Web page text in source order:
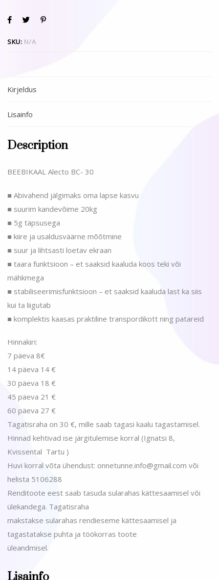
SKU: N/A
Kirjeldus
Lisainfo
Description
BEEBIKAAL Alecto BC- 30
■ Abivahend jälgimaks oma lapse kasvu
■ suurim kandevõime 20kg
■ 5g täpsusega
■ kiire ja usaldusväärne mõõtmine
■ suur ja lihtsasti loetav ekraan
■ taara funktsioon – et saaksid kaaluda koos teki või
mähkmega
■ stabiliseerimisfunktsioon – et saaksid kaaluda last ka siis
kui ta liigutab
■ komplektis kaasas praktiline transpordikott ning patareid
Hinnakiri:
7 päeva 8€
14 päeva 14 €
30 päeva 18 €
45 päeva 21 €
60 päeva 27 €
Tagatisraha on 30 €, mille saab tagasi kaalu tagastamisel.
Hinnad kehtivad ise järgitulemise korral (Ignatsi 8,
Kvissental Tartu )
Huvi korral võta ühendust: onnetunne.info@gmail.com või
helista 5106288
Renditoote eest saab tasuda sularahas kättesaamisel või
ülekandega. Tagatisraha
makstakse sularahas rendieseme kättesaamisel ja
tagastatakse puhta ja töökorras toote
üleandmisel.